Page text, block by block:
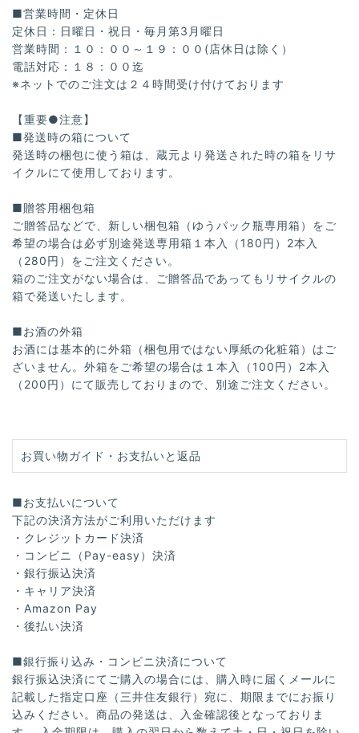
■営業時間・定休日
定休日：日曜日・祝日・毎月第3月曜日
営業時間：１０：００～１９：００(店休日は除く）
電話対応：１８：００迄
※ネットでのご注文は２４時間受け付けております
【重要●注意】
■発送時の箱について
発送時の梱包に使う箱は、蔵元より発送された時の箱をリサ
イクルにて使用しております。
■贈答用梱包箱
ご贈答品などで、新しい梱包箱（ゆうパック瓶専用箱）をご
希望の場合は必ず別途発送専用箱１本入（180円）2本入
（280円）をご注文ください。
箱のご注文がない場合は、ご贈答品であってもリサイクルの
箱で発送いたします。
■お酒の外箱
お酒には基本的に外箱（梱包用ではない厚紙の化粧箱）はご
ざいません。外箱をご希望の場合は１本入（100円）2本入
（200円）にて販売しておりまので、別途ご注文ください。
お買い物ガイド・お支払いと返品
■お支払いについて
下記の決済方法がご利用いただけます
・クレジットカード決済
・コンビニ（Pay-easy）決済
・銀行振込決済
・キャリア決済
・Amazon Pay
・後払い決済
■銀行振り込み・コンビニ決済について
銀行振込決済にてご購入の場合には、購入時に届くメールに
記載した指定口座（三井住友銀行）宛に、期限までにお振り
込みください。商品の発送は、入金確認後となっておりま